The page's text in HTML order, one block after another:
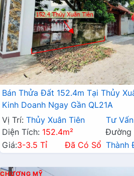
Bán Thửa Đất 152.4m Tại Thủy
Kinh Doanh Ngay Gần QL21A
Vị Trí: Thủy Xuân Tiên Tư Vấn
Diện Tích: 152.4m²
Đường
Giá:3-3.5 Tỉ Đã Có Sổ Thành
CHƯƠNG MỸ